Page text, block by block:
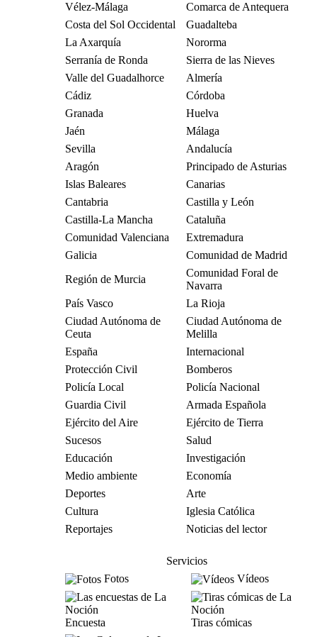
Vélez-Málaga
Comarca de Antequera
Costa del Sol Occidental
Guadalteba
La Axarquía
Nororma
Serranía de Ronda
Sierra de las Nieves
Valle del Guadalhorce
Almería
Cádiz
Córdoba
Granada
Huelva
Jaén
Málaga
Sevilla
Andalucía
Aragón
Principado de Asturias
Islas Baleares
Canarias
Cantabria
Castilla y León
Castilla-La Mancha
Cataluña
Comunidad Valenciana
Extremadura
Galicia
Comunidad de Madrid
Región de Murcia
Comunidad Foral de
Navarra
País Vasco
La Rioja
Ciudad Autónoma de
Ceuta
Ciudad Autónoma de
Melilla
España
Internacional
Protección Civil
Bomberos
Policía Local
Policía Nacional
Guardia Civil
Armada Española
Ejército del Aire
Ejército de Tierra
Sucesos
Salud
Educación
Investigación
Medio ambiente
Economía
Deportes
Arte
Cultura
Iglesia Católica
Reportajes
Noticias del lector
Servicios
Fotos
Vídeos
Encuesta Tiras cómicas